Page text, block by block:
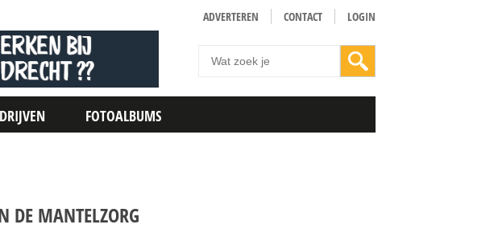
ADVERTEREN CONTACT LOGIN
FOTOALBUMS
DE MANTELZORG